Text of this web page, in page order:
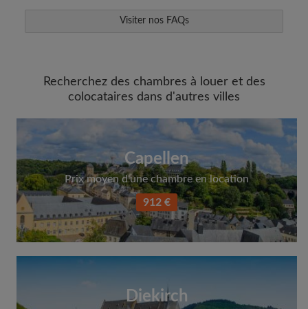
Faites vos demandes de visites
colocataires de ce que vous cherchez
exactement
Visiter nos FAQs
Recherchez des chambres à louer et des
colocataires dans d'autres villes
Capellen
Prix moyen d'une chambre en location
912 €
Diekirch